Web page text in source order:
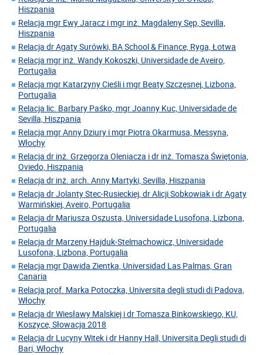
Hiszpania
Relacja mgr Ewy Jaracz i mgr inż. Magdaleny Sęp, Sevilla,
Hiszpania
Relacja dr Agaty Surówki, BA School & Finance, Ryga, Łotwa
Relacja mgr inż. Wandy Kokoszki, Universidade de Aveiro,
Portugalia
Relacja mgr Katarzyny Cieśli i mgr Beaty Szczęsnej, Lizbona,
Portugalia
Relacja lic. Barbary Paśko, mgr Joanny Kuc, Universidade de
Sevilla, Hiszpania
Relacja mgr Anny Dziury i mgr Piotra Okarmusa, Messyna,
Włochy
Relacja dr inż. Grzegorza Oleniacza i dr inż. Tomasza Świętonia,
Oviedo, Hiszpania
Relacja dr inż. arch. Anny Martyki, Sevilla, Hiszpania
Relacja dr Jolanty Stec-Rusieckiej, dr Alicji Sobkowiak i dr Agaty
Warmińskiej, Aveiro, Portugalia
Relacja dr Mariusza Oszusta, Universidade Lusofona, Lizbona,
Portugalia
Relacja dr Marzeny Hajduk-Stelmachowicz, Universidade
Lusofona, Lizbona, Portugalia
Relacja mgr Dawida Zientka, Universidad Las Palmas, Gran
Canaria
Relacja prof. Marka Potoczka, Universita degli studi di Padova,
Włochy
Relacja dr Wiesławy Malskiej i dr Tomasza Binkowskiego, KU,
Koszyce, Słowacja 2018
Relacja dr Lucyny Witek i dr Hanny Hall, Universita Degli studi di
Bari, Włochy